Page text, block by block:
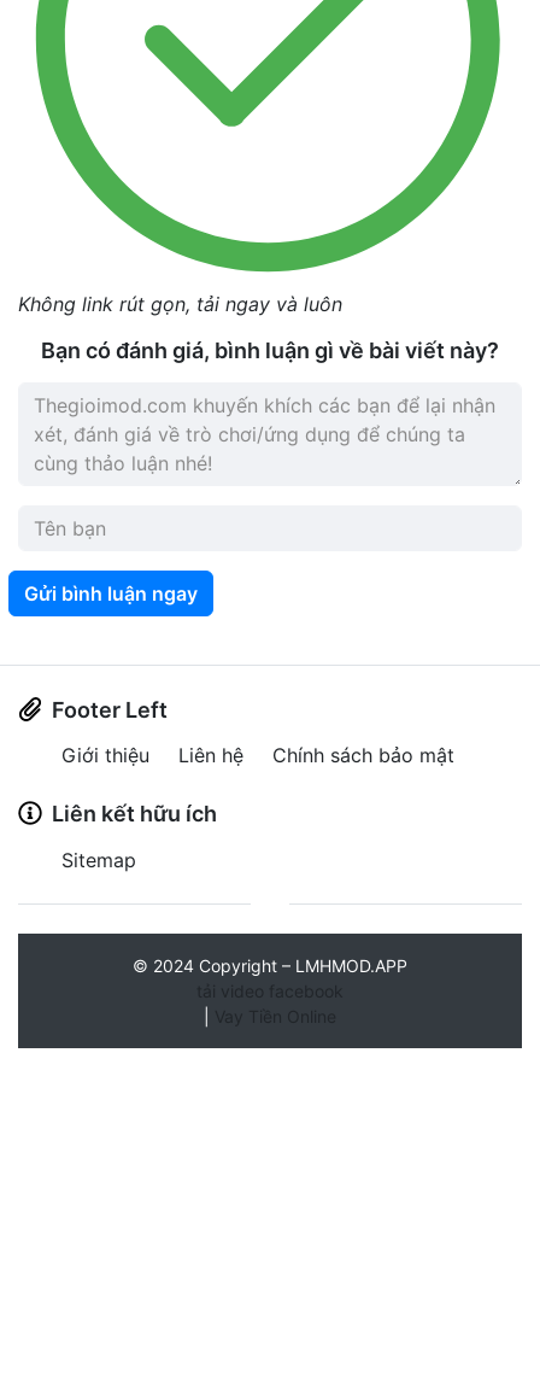
Không link rút gọn, tải ngay và luôn
Bạn có đánh giá, bình luận gì về bài viết này?
Gửi bình luận ngay
Footer Left
Giới thiệu Liên hệ Chính sách bảo mật
Liên kết hữu ích
Sitemap
© 2024 Copyright – LMHMOD.APP
tải video facebook
Vay Tiền Online